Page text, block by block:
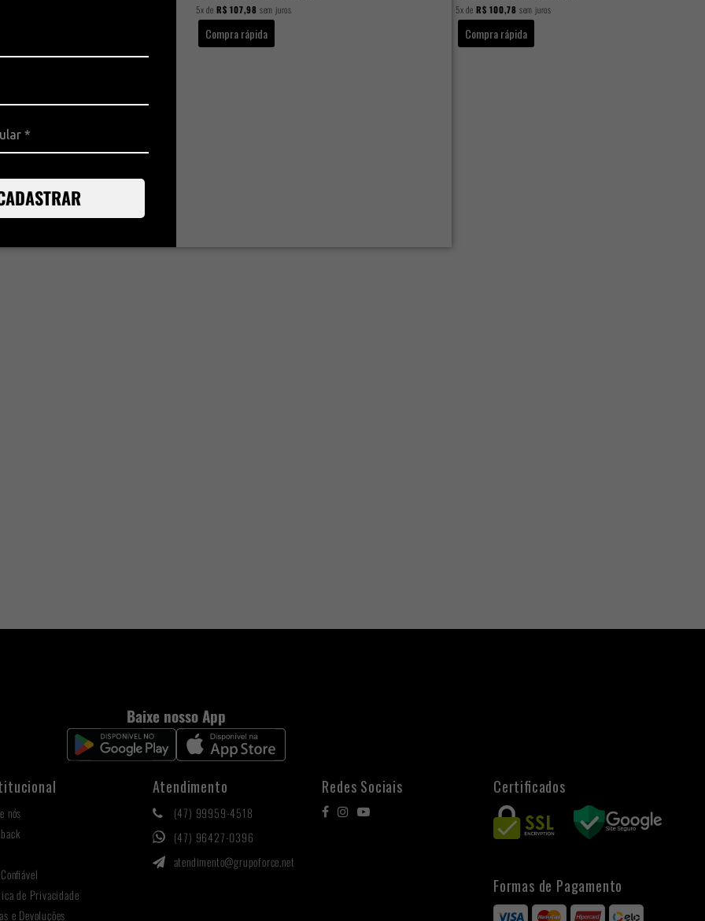
5xde R$ 107,98 sem juros
Compra rápida
5xde R$ 100,78 sem juros
Compra rápida
Baixe nosso App
nós
de Privacidade
e Devoluções
Atendimento
(47) 99959-4518
(47) 96427-0396
atendimento@grupoforce.net
Redes Sociais Certificados
Formas de Pagamento